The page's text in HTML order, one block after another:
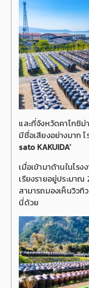
และที่จังหวัดคาโกชิ
มีชื่อเสียงอย่างมาก
sato KAKUIDA’
เมื่อเข้ามาด้านในโร
เรียงรายอยู่ประมา
สามารถมองเห็นวิวทิ
นี่ด้วย